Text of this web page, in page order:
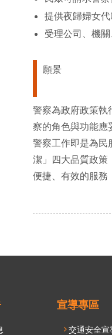
提供夜歸婦女
受理公司、機
願景
警察為政府政策執
察的角色與功能應
警察工作即是為民
潔」四大品質政策
便捷、有效的服務
宣導專區
交通安全宣